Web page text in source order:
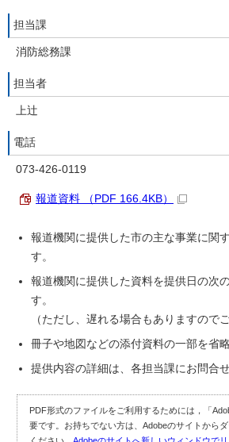
担当課
消防総務課
担当者
上辻
電話
073-426-0119
報道資料 （PDF 166.4KB）
報道機関に提供した市の主な事業に関
す。
報道機関に提供した資料を提供日の次
す。
（ただし、遅れる場合もありますので
冊子や地図などの添付資料の一部を省
提供内容の詳細は、各担当課にお問合せ
PDF形式のファイルをご利用するためには，「
要です。お持ちでない方は、Adobeのサイトから